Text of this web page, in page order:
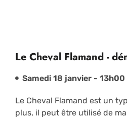
Le Cheval Flamand -
Samedi 18 janvier - 13h00
Le Cheval Flamand est un
plus, il peut être utilisé de